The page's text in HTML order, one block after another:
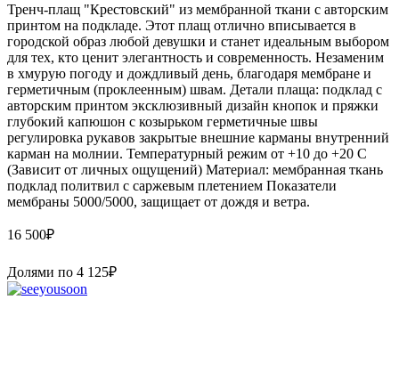
Тренч-плащ "Крестовский" из мембранной ткани с авторским
принтом на подкладе. Этот плащ отлично вписывается в
городской образ любой девушки и станет идеальным выбором
для тех, кто ценит элегантность и современность. Незаменим
в хмурую погоду и дождливый день, благодаря мембране и
герметичным (проклеенным) швам. Детали плаща: подклад с
авторским принтом эксклюзивный дизайн кнопок и пряжки
глубокий капюшон с козырьком герметичные швы
регулировка рукавов закрытые внешние карманы внутренний
карман на молнии. Температурный режим от +10 до +20 С
(Зависит от личных ощущений) Материал: мембранная ткань
подклад политвил с саржевым плетением Показатели
мембраны 5000/5000, защищает от дождя и ветра.
16 500₽
Долями по 4 125₽